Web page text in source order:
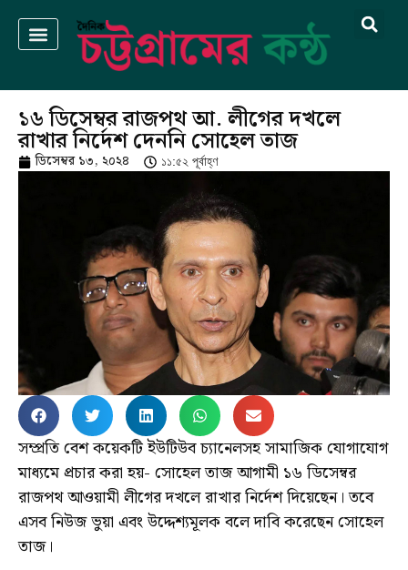
১৬ ডিসেম্বর রাজপথ আ. লীগের দখলে
রাখার নির্দেশ দেননি সোহেল তাজ
ডিসেম্বর ১৩, ২০২৪ ১১:৫২ পূর্বাহ্ণ
সম্প্রতি বেশ কয়েকটি ইউটিউব চ্যানেলসহ সামাজিক যোগাযোগ
মাধ্যমে প্রচার করা হয়- সোহেল তাজ আগামী ১৬ ডিসেম্বর
রাজপথ আওয়ামী লীগের দখলে রাখার নির্দেশ দিয়েছেন। তবে
এসব নিউজ ভুয়া এবং উদ্দেশ্যমূলক বলে দাবি করেছেন সোহেল
তাজ।